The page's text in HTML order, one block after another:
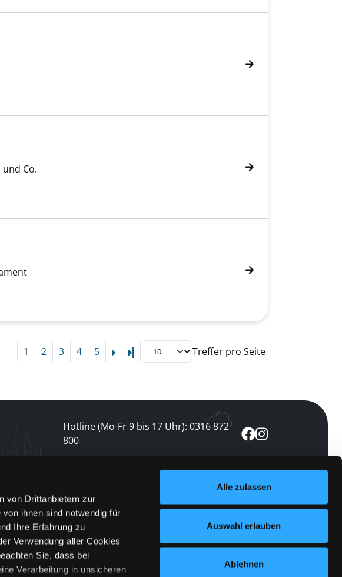
von Drittanbietern zur
ihnen sind notwendig für
Ihre Erfahrung zu
Verwendung aller Cookies
Sie, dass bei
Verarbeitung in unsicheren
Alle zulassen
Auswahl erlauben
Ablehnen
Co.
1 2 3 4 5 Letzte Seite Treffer pro Seite
Hotline (Mo-Fr 9 bis 17 Uhr): 0316 872-
800
Newsletter abonnieren
und keine Veranstaltung verpassen
jetzt abonnieren